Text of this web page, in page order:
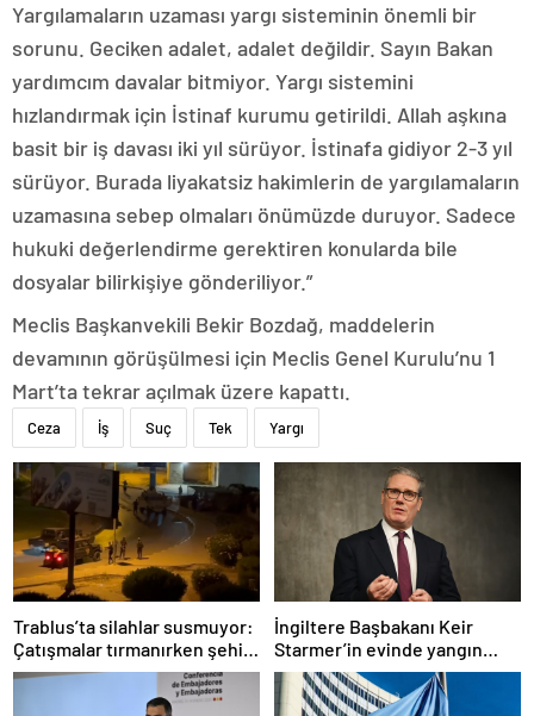
Yargılamaların uzaması yargı sisteminin önemli bir
sorunu. Geciken adalet, adalet değildir. Sayın Bakan
yardımcım davalar bitmiyor. Yargı sistemini
hızlandırmak için İstinaf kurumu getirildi. Allah aşkına
basit bir iş davası iki yıl sürüyor. İstinafa gidiyor 2-3 yıl
sürüyor. Burada liyakatsiz hakimlerin de yargılamaların
uzamasına sebep olmaları önümüzde duruyor. Sadece
hukuki değerlendirme gerektiren konularda bile
dosyalar bilirkişiye gönderiliyor.”
Meclis Başkanvekili Bekir Bozdağ, maddelerin
devamının görüşülmesi için Meclis Genel Kurulu’nu 1
Mart’ta tekrar açılmak üzere kapattı.
Ceza İş Suç Tek Yargı
Trablus’ta silahlar susmuyor:
Çatışmalar tırmanırken şehir
alarmda
İngiltere Başbakanı Keir
Starmer’in evinde yangın
çıktı